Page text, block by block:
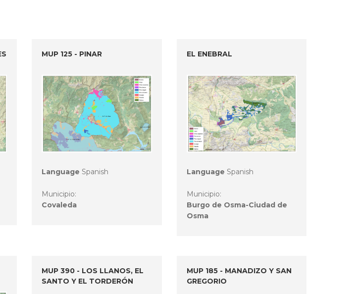
MUP 125 - PINAR
Language Spanish
Municipio:
Covaleda
EL ENEBRAL
Language Spanish
Municipio:
Burgo de Osma-Ciudad de
Osma
MUP 390 - LOS LLANOS, EL
SANTO Y EL TORDERÓN
MUP 185 - MANADIZO Y SAN
GREGORIO